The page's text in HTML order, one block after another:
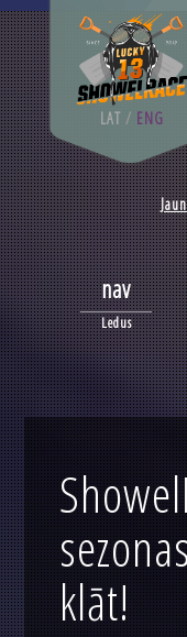
LAT/ ENG
nav
Ledus
klāt!